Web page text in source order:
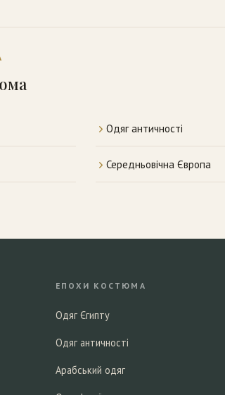
Одяг античності
Середньовічна Європа
ЕПОХИ КОСТЮМА
Одяг Єгипту
Одяг античності
Арабський одяг